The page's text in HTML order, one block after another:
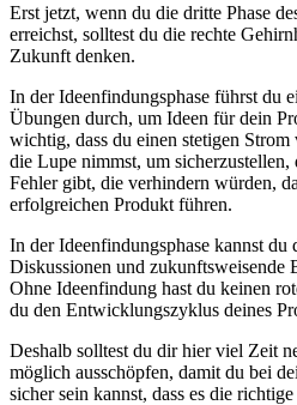
Erst jetzt, wenn du die dritte Phase
erreichst, solltest du die rechte
Zukunft denken.
In der Ideenfindungsphase führst du
Übungen durch, um Ideen für dein
wichtig, dass du einen stetigen
die Lupe nimmst, um sicherzustellen,
Fehler gibt, die verhindern würden,
erfolgreichen Produkt führen.
In der Ideenfindungsphase kannst du
Diskussionen und zukunftsweisende
Ohne Ideenfindung hast du keinen
du den Entwicklungszyklus deines
Deshalb solltest du dir hier viel Zeit
möglich ausschöpfen, damit du bei
sicher sein kannst, dass es die